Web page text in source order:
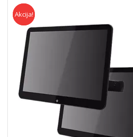
Akcija
Akcija!